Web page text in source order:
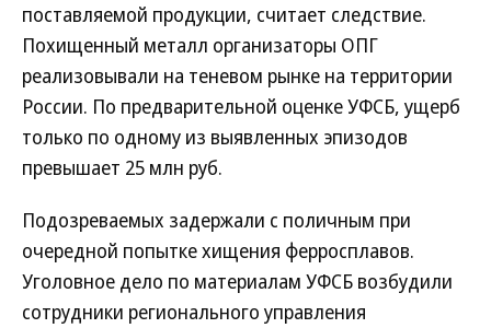
поставляемой продукции, считает следствие.
Похищенный металл организаторы ОПГ
реализовывали на теневом рынке на территории
России. По предварительной оценке УФСБ, ущерб
только по одному из выявленных эпизодов
превышает 25 млн руб.
Подозреваемых задержали с поличным при
очередной попытке хищения ферросплавов.
Уголовное дело по материалам УФСБ возбудили
сотрудники регионального управления